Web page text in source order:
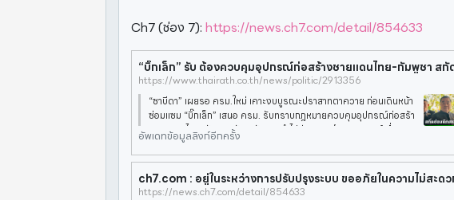
Ch7 (ช่อง 7): https://news.ch7.com/detail/854633
https://www.thairath.co.th/news/politic/2913356
“ซาบีดา” เผยรอ ครม.ใหม่ เคาะงบบูรณะปราสาทตาควาย ก่อนเดินหน้า
ซ่อมแซม “บิ๊กเล็ก” เสนอ ครม. รับทราบกฎหมายควบคุมอุปกรณ์ก่อสร้า
งชายแดนไทย-กัมพูชา รับ สกัดการนำไปซ่อมแซมตึกสแกมเมอร์เมื่อเวลา
11.00 น. วันที่
อัพเดทข้อมูลลิงก์อีกครั้ง
ch7.com : อยู่ในระหว่างการปรับปรุงระบบ ขออภัยในความไม่สะด
https://news.ch7.com/detail/854633